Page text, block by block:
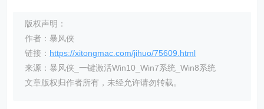
版权声明：
作者：暴风侠
链接： https://xitongmac.com/jihuo/75609.html
来源：暴风侠_一键激活Win10_Win7系统_Win8系统
文章版权归作者所有，未经允许请勿转载。